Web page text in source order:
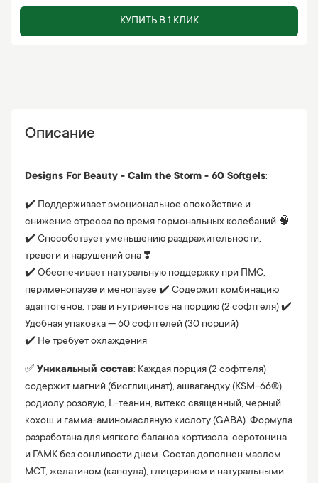
КУПИТЬ В 1 КЛИК
Описание
Designs For Beauty - Calm the Storm - 60 Softgels:
✔️ Поддерживает эмоциональное спокойствие и
снижение стресса во время гормональных колебаний 🧠
✔️ Способствует уменьшению раздражительности,
тревоги и нарушений сна ❣️
✔️ Обеспечивает натуральную поддержку при ПМС,
перименопаузе и менопаузе ✔️ Содержит комбинацию
адаптогенов, трав и нутриентов на порцию (2 софтгеля) ✔️
Удобная упаковка — 60 софтгелей (30 порций)
✔️ Не требует охлаждения
✅ Уникальный состав: Каждая порция (2 софтгеля)
содержит магний (бисглицинат), ашвагандху (KSM-66®),
родиолу розовую, L-теанин, витекс священный, черный
кохош и гамма-аминомасляную кислоту (GABA). Формула
разработана для мягкого баланса кортизола, серотонина
и ГАМК без сонливости днем. Состав дополнен маслом
MCT, желатином (капсула), глицерином и натуральными